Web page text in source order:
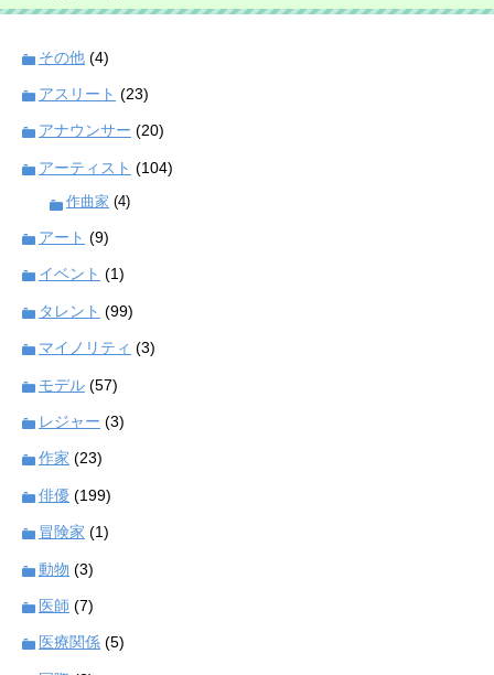
その他 (4)
アスリート (23)
アナウンサー (20)
アーティスト (104)
作曲家 (4)
アート (9)
イベント (1)
タレント (99)
マイノリティ (3)
モデル (57)
レジャー (3)
作家 (23)
俳優 (199)
冒険家 (1)
動物 (3)
医師 (7)
医療関係 (5)